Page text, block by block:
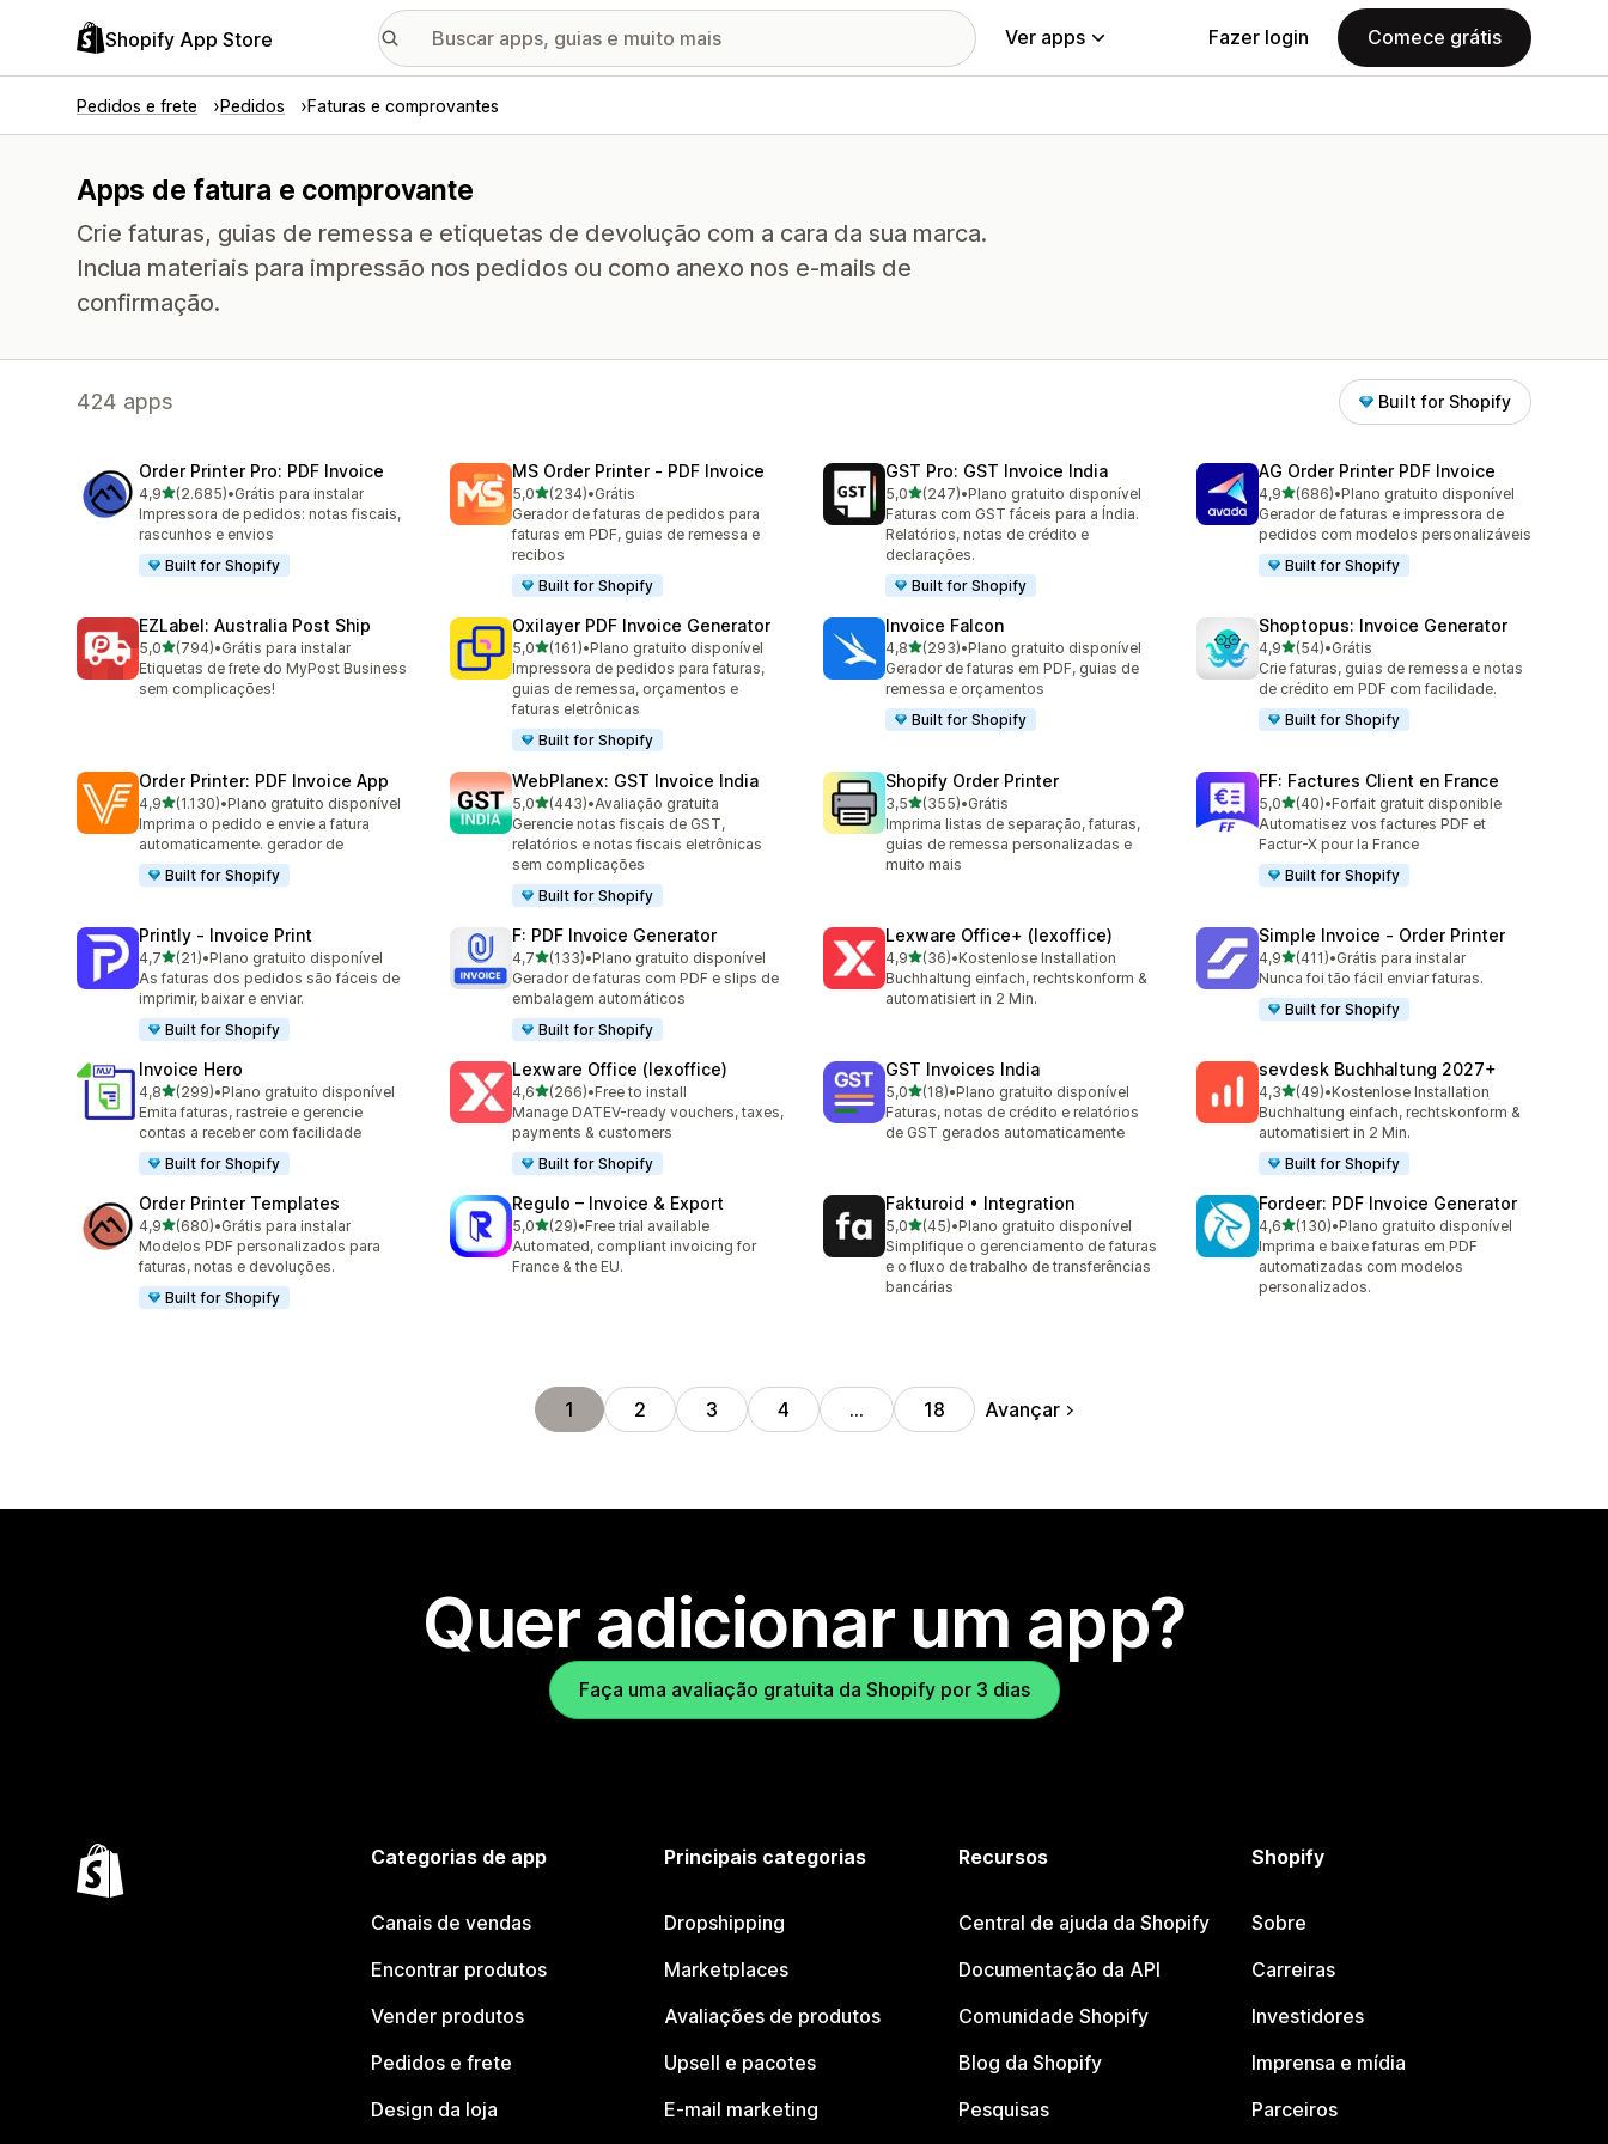
Shopify App Store Ver apps Fazer login Comece grátis
Pedidos e frete Pedidos Faturas e comprovantes
Apps de fatura e comprovante
Crie faturas, guias de remessa e etiquetas de devolução com a cara da sua marca.
Inclua materiais para impressão nos pedidos ou como anexo nos e-mails de
confirmação.
424 apps Built for Shopify
Order Printer Pro: PDF Invoice
4,9de 5 estrelas
(2.685)
2685 avaliações ao todo
•Grátis para instalar
Impressora de pedidos: notas fiscais,
rascunhos e envios
Built for Shopify
MS Order Printer ‑ PDF Invoice
5,0de 5 estrelas
(234)
234 avaliações ao todo
•Grátis
Gerador de faturas de pedidos para
faturas em PDF, guias de remessa e
recibos
Built for Shopify
GST Pro: GST Invoice India
5,0de 5 estrelas
(247)
247 avaliações ao todo
•Plano gratuito disponível
Faturas com GST fáceis para a Índia.
Relatórios, notas de crédito e
declarações.
Built for Shopify
AG Order Printer PDF Invoice
4,9de 5 estrelas
(686)
686 avaliações ao todo
•Plano gratuito disponível
Gerador de faturas e impressora de
pedidos com modelos personalizáveis
Built for Shopify
EZLabel: Australia Post Ship
5,0de 5 estrelas
(794)
794 avaliações ao todo
•Grátis para instalar
Etiquetas de frete do MyPost Business
sem complicações!
Oxilayer PDF Invoice Generator
5,0de 5 estrelas
(161)
161 avaliações ao todo
•Plano gratuito disponível
Impressora de pedidos para faturas,
guias de remessa, orçamentos e
faturas eletrônicas
Built for Shopify
Invoice Falcon
4,8de 5 estrelas
(293)
293 avaliações ao todo
•Plano gratuito disponível
Gerador de faturas em PDF, guias de
remessa e orçamentos
Built for Shopify
Shoptopus: Invoice Generator
4,9de 5 estrelas
(54)
54 avaliações ao todo
•Grátis
Crie faturas, guias de remessa e notas
de crédito em PDF com facilidade.
Built for Shopify
Order Printer: PDF Invoice App
4,9de 5 estrelas
(1.130)
1130 avaliações ao todo
•Plano gratuito disponível
Imprima o pedido e envie a fatura
automaticamente. gerador de
Built for Shopify
WebPlanex: GST Invoice India
5,0de 5 estrelas
(443)
443 avaliações ao todo
•Avaliação gratuita
Gerencie notas fiscais de GST,
relatórios e notas fiscais eletrônicas
sem complicações
Built for Shopify
Shopify Order Printer
3,5de 5 estrelas
(355)
355 avaliações ao todo
•Grátis
Imprima listas de separação, faturas,
guias de remessa personalizadas e
muito mais
FF: Factures Client en France
5,0de 5 estrelas
(40)
40 avaliações ao todo
•Forfait gratuit disponible
Automatisez vos factures PDF et
Factur-X pour la France
Built for Shopify
Printly ‑ Invoice Print
4,7de 5 estrelas
(21)
21 avaliações ao todo
•Plano gratuito disponível
As faturas dos pedidos são fáceis de
imprimir, baixar e enviar.
Built for Shopify
F: PDF Invoice Generator
4,7de 5 estrelas
(133)
133 avaliações ao todo
•Plano gratuito disponível
Gerador de faturas com PDF e slips de
embalagem automáticos
Built for Shopify
Lexware Office+ (lexoffice)
4,9de 5 estrelas
(36)
36 avaliações ao todo
•Kostenlose Installation
Buchhaltung einfach, rechtskonform &
automatisiert in 2 Min.
Simple Invoice ‑ Order Printer
4,9de 5 estrelas
(411)
411 avaliações ao todo
•Grátis para instalar
Nunca foi tão fácil enviar faturas.
Built for Shopify
Invoice Hero
4,8de 5 estrelas
(299)
299 avaliações ao todo
•Plano gratuito disponível
Emita faturas, rastreie e gerencie
contas a receber com facilidade
Built for Shopify
Lexware Office (lexoffice)
4,6de 5 estrelas
(266)
266 avaliações ao todo
•Free to install
Manage DATEV-ready vouchers, taxes,
payments & customers
Built for Shopify
GST Invoices India
5,0de 5 estrelas
(18)
18 avaliações ao todo
•Plano gratuito disponível
Faturas, notas de crédito e relatórios
de GST gerados automaticamente
sevdesk Buchhaltung 2027+
4,3de 5 estrelas
(49)
49 avaliações ao todo
•Kostenlose Installation
Buchhaltung einfach, rechtskonform &
automatisiert in 2 Min.
Built for Shopify
Order Printer Templates
4,9de 5 estrelas
(680)
680 avaliações ao todo
•Grátis para instalar
Modelos PDF personalizados para
faturas, notas e devoluções.
Built for Shopify
Regulo – Invoice & Export
5,0de 5 estrelas
(29)
29 avaliações ao todo
•Free trial available
Automated, compliant invoicing for
France & the EU.
Fakturoid • Integration
5,0de 5 estrelas
(45)
45 avaliações ao todo
•Plano gratuito disponível
Simplifique o gerenciamento de faturas
e o fluxo de trabalho de transferências
bancárias
Fordeer: PDF Invoice Generator
4,6de 5 estrelas
(130)
130 avaliações ao todo
•Plano gratuito disponível
Imprima e baixe faturas em PDF
automatizadas com modelos
personalizados.
1 2 3 4 … 18 Avançar
Quer adicionar um app?
Faça uma avaliação gratuita da Shopify por 3 dias
Categorias de app
Canais de vendas
Encontrar produtos
Vender produtos
Pedidos e frete
Design da loja
Principais categorias
Dropshipping
Marketplaces
Avaliações de produtos
Upsell e pacotes
E-mail marketing
Recursos
Central de ajuda da Shopify
Documentação da API
Comunidade Shopify
Blog da Shopify
Pesquisas
Shopify
Sobre
Carreiras
Investidores
Imprensa e mídia
Parceiros